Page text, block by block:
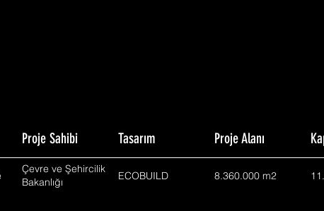
Proje Sahibi Tasarım Proje Alanı
Çevre ve Şehircilik
Bakanlığı
ECOBUILD 8.360.000 m2